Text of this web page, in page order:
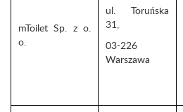
mToilet Sp. z o.
o.
ul. Toruńska
31,
03-226
Warszawa